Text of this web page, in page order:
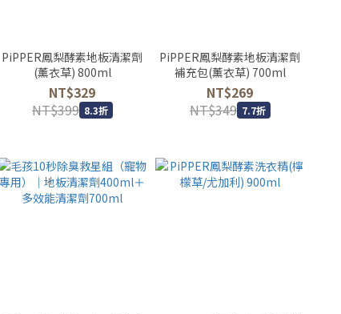
PiPPER鳳梨酵素地板清潔劑
(薰衣草) 800ml
NT$329
NT$399 8.3折
PiPPER鳳梨酵素地板清潔劑
補充包(薰衣草) 700ml
NT$269
NT$349 7.7折